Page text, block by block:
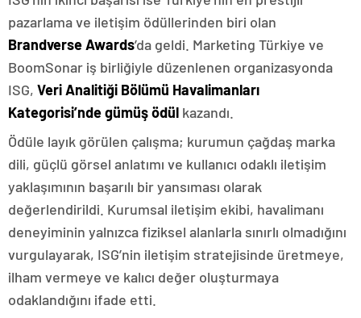
pazarlama ve iletişim ödüllerinden biri olan
Brandverse Awards’da geldi. Marketing Türkiye ve
BoomSonar iş birliğiyle düzenlenen organizasyonda
ISG, Veri Analitiği Bölümü Havalimanları
Kategorisi’nde gümüş ödül kazandı.
Ödüle layık görülen çalışma; kurumun çağdaş marka
dili, güçlü görsel anlatımı ve kullanıcı odaklı iletişim
yaklaşımının başarılı bir yansıması olarak
değerlendirildi. Kurumsal iletişim ekibi, havalimanı
deneyiminin yalnızca fiziksel alanlarla sınırlı olmadığını
vurgulayarak, ISG’nin iletişim stratejisinde üretmeye,
ilham vermeye ve kalıcı değer oluşturmaya
odaklandığını ifade etti.